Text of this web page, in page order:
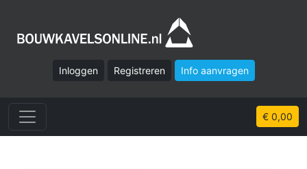
Inloggen Registreren Info aanvragen
€ 0,00